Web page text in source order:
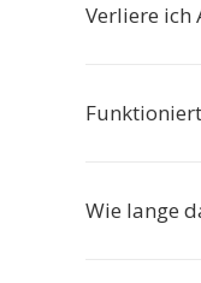
Verliere ich
Wie lange